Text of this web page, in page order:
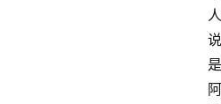
人
说
是
阿